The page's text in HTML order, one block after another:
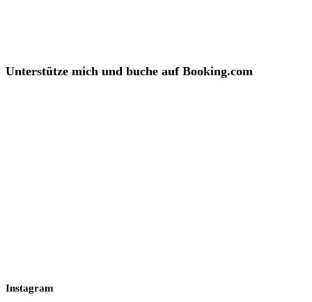
Unterstütze mich und buche auf Booking.com
Instagram